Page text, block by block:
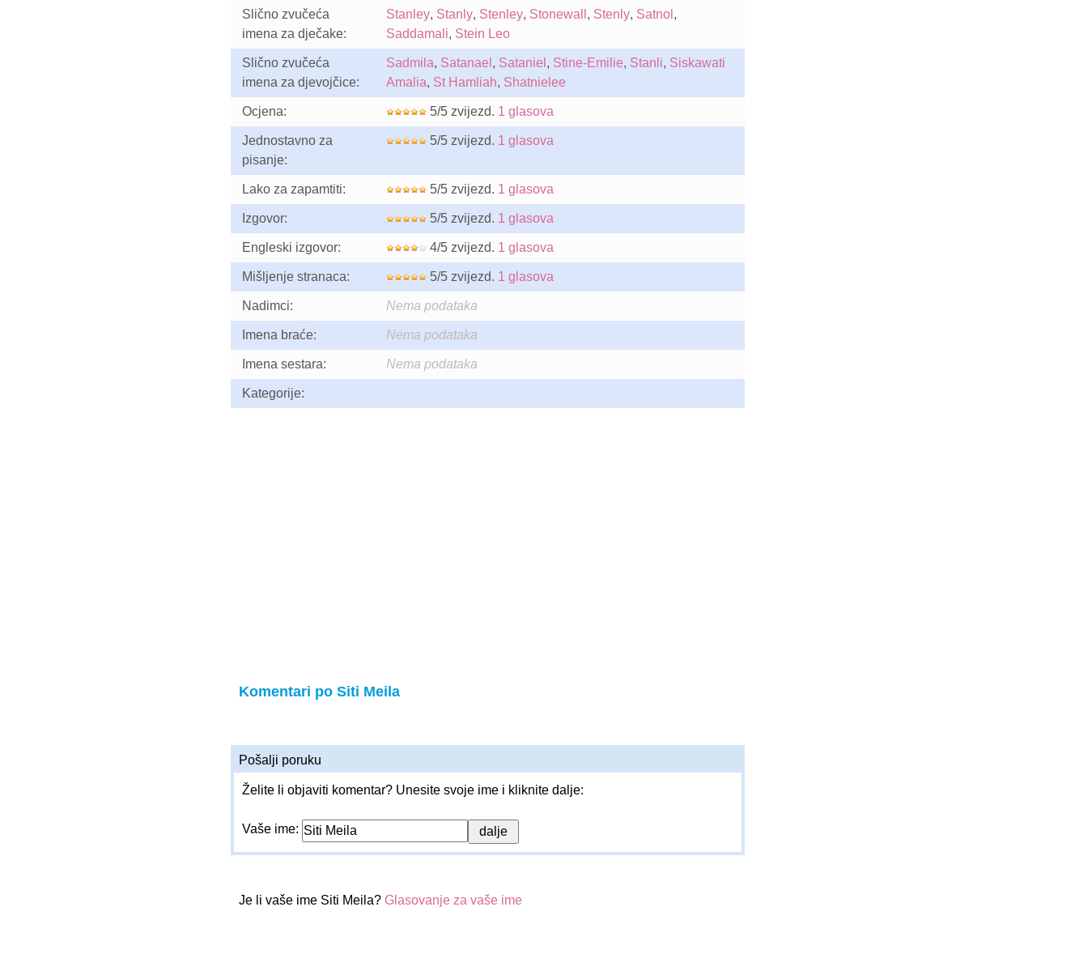
Slično zvučeća
imena za dječake:
Stanley, Stanly, Stenley, Stonewall , Stenly, Satnol ,
Saddamali, Stein Leo
Slično zvučeća
imena za djevojčice:
Sadmila, Satanael , Sataniel , Stine-Emilie, Stanli, Siskawati
Amalia, St Hamliah, Shatnielee
Ocjena: 5/5 zvijezd. 1 glasova
Jednostavno za
pisanje:
5/5 zvijezd. 1 glasova
Lako za zapamtiti: 5/5 zvijezd. 1 glasova
Izgovor: 5/5 zvijezd. 1 glasova
Engleski izgovor: 4/5 zvijezd. 1 glasova
Mišljenje stranaca: 5/5 zvijezd. 1 glasova
Nadimci: Nema podataka
Imena braće: Nema podataka
Imena sestara: Nema podataka
Kategorije:
Komentari po Siti Meila
Pošalji poruku
Želite li objaviti komentar? Unesite svoje ime i kliknite dalje:
Vaše ime:
Je li vaše ime Siti Meila? Glasovanje za vaše ime